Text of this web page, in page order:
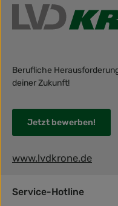
Berufliche
deiner Zukunft!
Jetzt bewerben!
www.lvdkrone.de
Service-Hotline